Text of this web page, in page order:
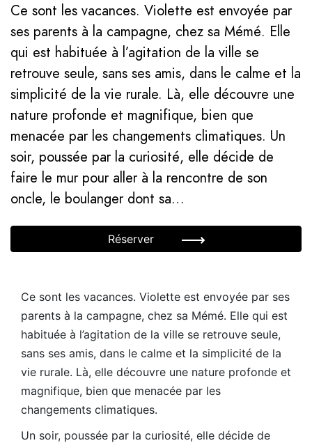
Ce sont les vacances. Violette est envoyée par
ses parents à la campagne, chez sa Mémé. Elle
qui est habituée à l’agitation de la ville se
retrouve seule, sans ses amis, dans le calme et la
simplicité de la vie rurale. Là, elle découvre une
nature profonde et magnifique, bien que
menacée par les changements climatiques. Un
soir, poussée par la curiosité, elle décide de
faire le mur pour aller à la rencontre de son
oncle, le boulanger dont sa…
Réserver
Ce sont les vacances. Violette est envoyée par ses
parents à la campagne, chez sa Mémé. Elle qui est
habituée à l’agitation de la ville se retrouve seule,
sans ses amis, dans le calme et la simplicité de la
vie rurale. Là, elle découvre une nature profonde et
magnifique, bien que menacée par les
changements climatiques.
Un soir, poussée par la curiosité, elle décide de